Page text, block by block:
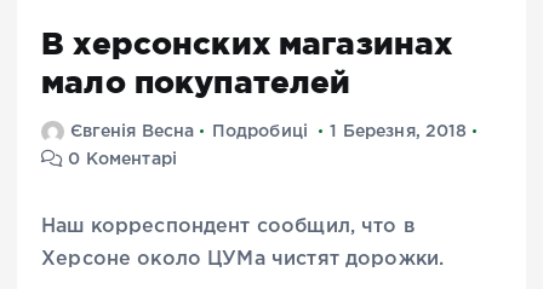
В херсонских магазинах
мало покупателей
Євгенія Весна Подробиці
1 Березня, 2018
0 Коментарі
Наш корреспондент сообщил, что в
Херсоне около ЦУМа чистят дорожки.